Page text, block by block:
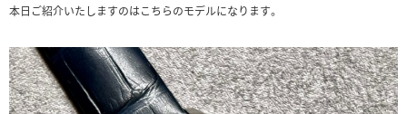
本日ご紹介いたしますのはこちらのモデルになります。